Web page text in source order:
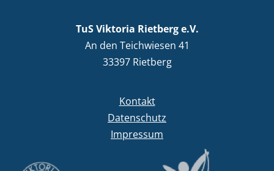
TuS Viktoria Rietberg e.V.
An den Teichwiesen 41
33397 Rietberg
Kontakt
Datenschutz
Impressum